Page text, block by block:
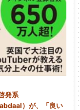
発系
）が、「良い